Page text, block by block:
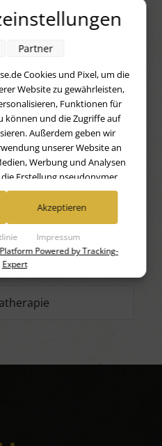
Selbstbewusstsein
Hypnose
Cookies und Pixel, um die
Website zu gewährleisten,
Funktionen für
können und die Zugriffe auf
Außerdem geben wir
unserer Website an
Werbung und Analysen
Erstellung pseudonymer
(Google Advertising
möglicherweise mit
Sie ihnen bereitgestellt haben
Accounts) oder welche sie
Dienste gesammelt haben
Geräte). Ihre Einwilligung zur
Pixeln können Sie jederzeit
Anpassungen
Impressum
Partner
Akzeptieren
Powered by Tracking-
Expert